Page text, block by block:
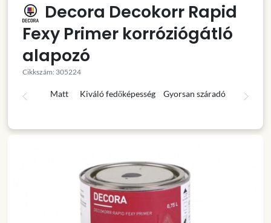
Decora Decokorr Rapid
Fexy Primer korróziógátló
alapozó
Cikkszám: 305224
Matt Kiváló fedőképesség Gyorsan száradó